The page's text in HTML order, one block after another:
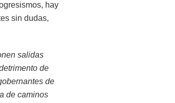
hay
sin dudas,
salidas
de
de
de caminos